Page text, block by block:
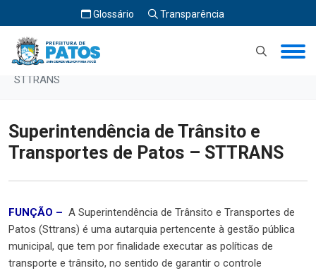
Glossário Transparência
Início
Superintendência de Trânsito e Transportes de Patos –
STTRANS
Superintendência de Trânsito e
Transportes de Patos – STTRANS
FUNÇÃO – A Superintendência de Trânsito e Transportes de
Patos (Sttrans) é uma autarquia pertencente à gestão pública
municipal, que tem por finalidade executar as políticas de
transporte e trânsito, no sentido de garantir o controle